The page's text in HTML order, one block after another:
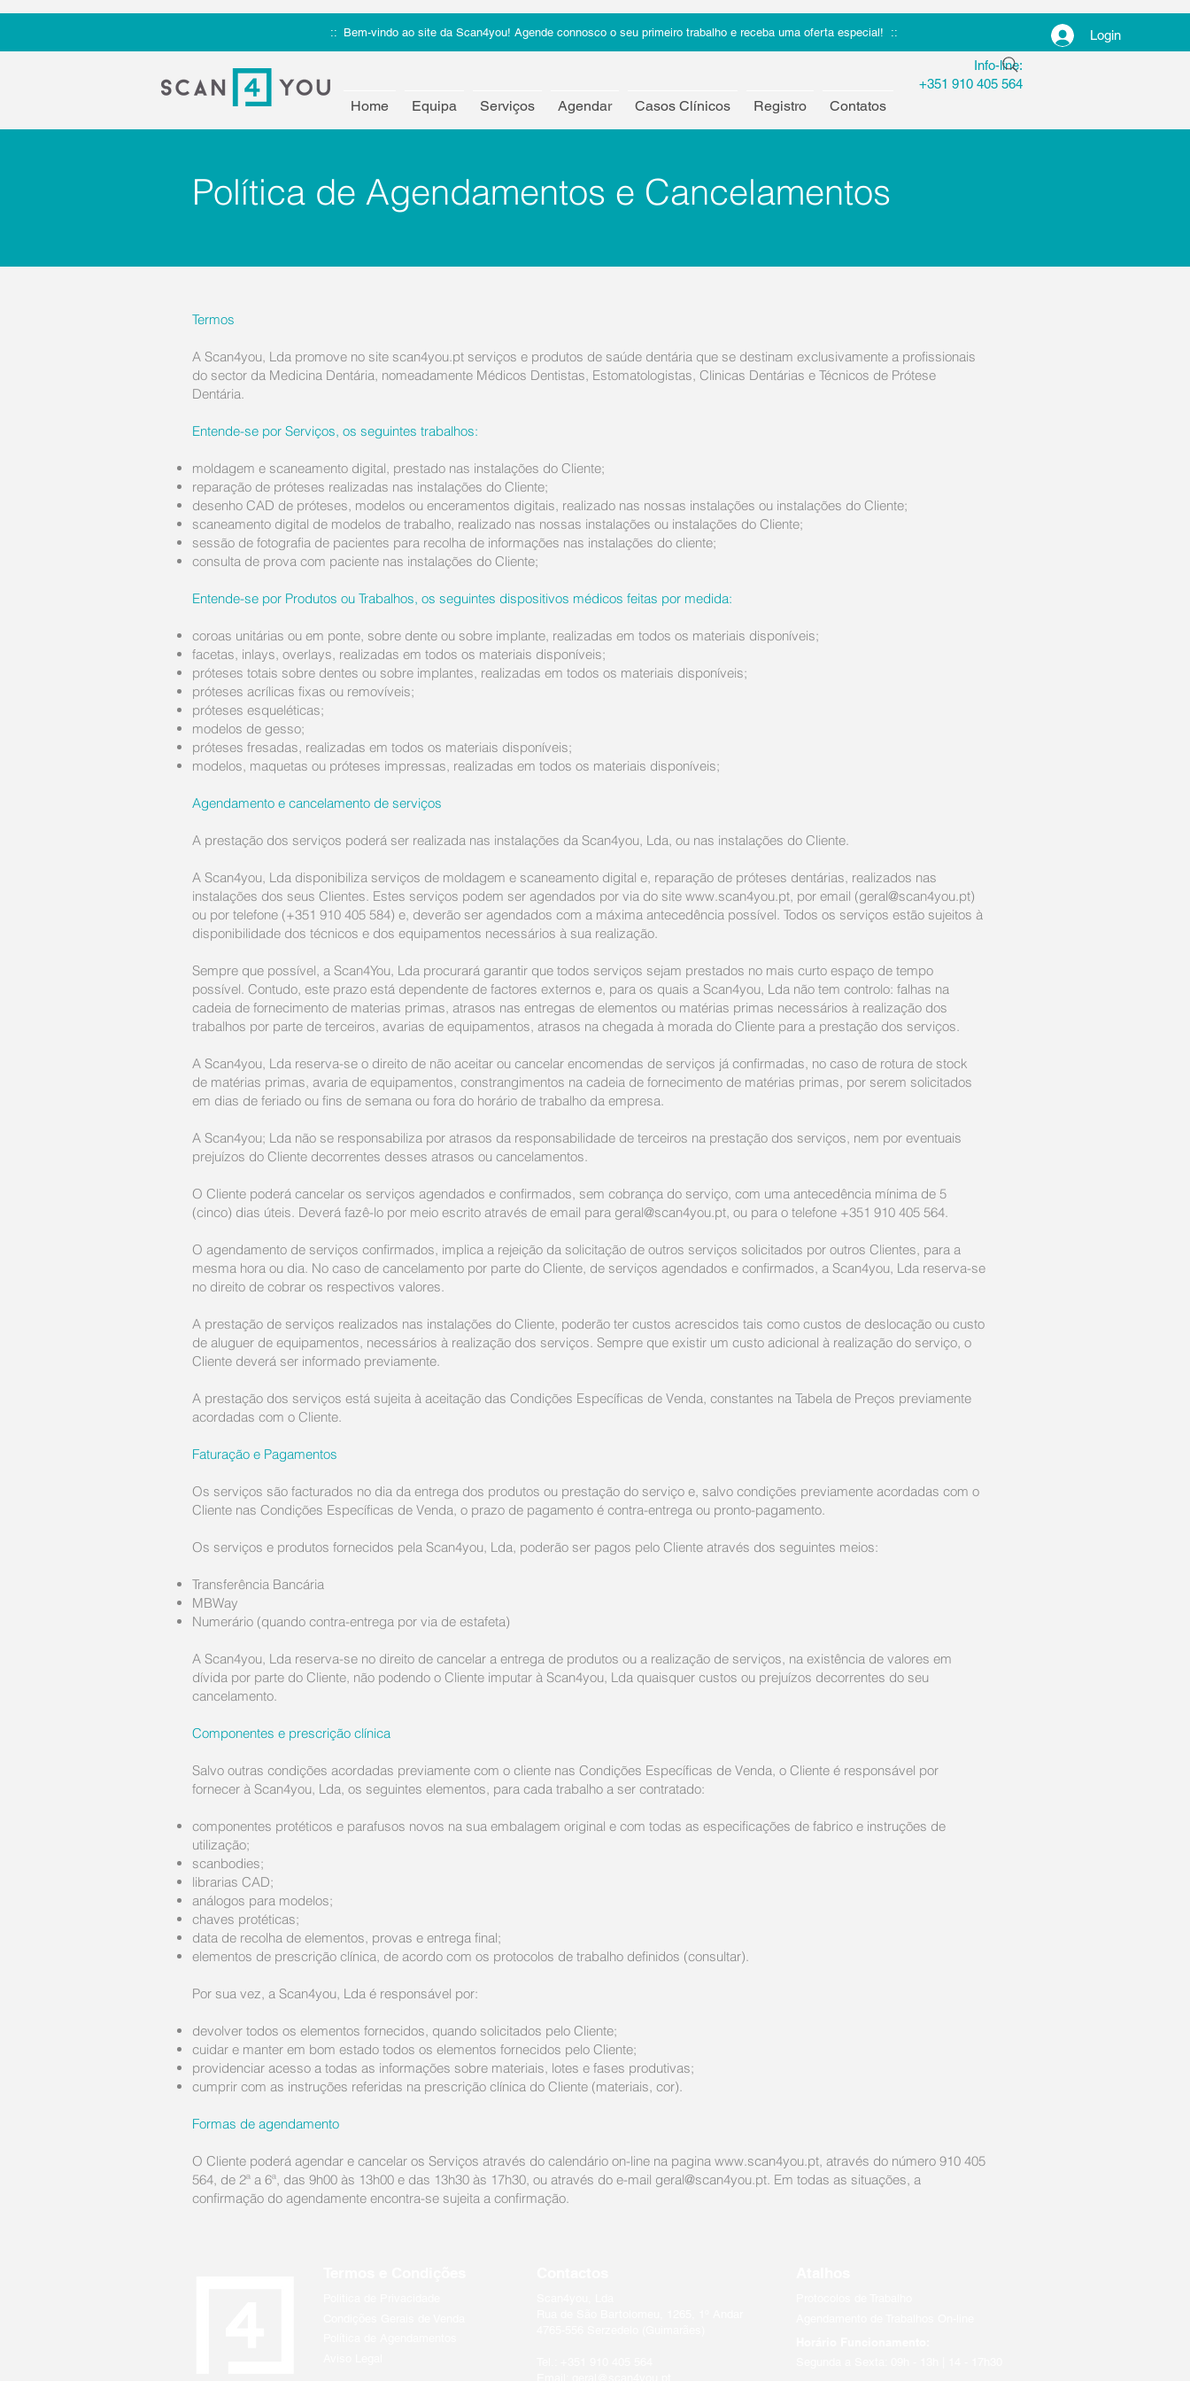
:: Bem-vindo ao site da Scan4you! Agende connosco o seu primeiro trabalho e receba uma oferta especial! :: Login
Home Equipa Serviços Agendar Casos Clínicos Registro Contatos
Info-line:
+351 910 405 564
Política de Agendamentos e Cancelamentos
Termos
A Scan4you, Lda promove no site scan4you.pt serviços e produtos de saúde dentária que se destinam exclusivamente a profissionais
do sector da Medicina Dentária, nomeadamente Médicos Dentistas, Estomatologistas, Clinicas Dentárias e Técnicos de Prótese
Dentária.
Entende-se por Serviços, os seguintes trabalhos:
moldagem e scaneamento digital, prestado nas instalações do Cliente;
reparação de próteses realizadas nas instalações do Cliente;
desenho CAD de próteses, modelos ou enceramentos digitais, realizado nas nossas instalações ou instalações do Cliente;
scaneamento digital de modelos de trabalho, realizado nas nossas instalações ou instalações do Cliente;
sessão de fotografia de pacientes para recolha de informações nas instalações do cliente;
consulta de prova com paciente nas instalações do Cliente;
Entende-se por Produtos ou Trabalhos, os seguintes dispositivos médicos feitas por medida:
coroas unitárias ou em ponte, sobre dente ou sobre implante, realizadas em todos os materiais disponíveis;
facetas, inlays, overlays, realizadas em todos os materiais disponíveis;
próteses totais sobre dentes ou sobre implantes, realizadas em todos os materiais disponíveis;
próteses acrílicas fixas ou removíveis;
próteses esqueléticas;
modelos de gesso;
próteses fresadas, realizadas em todos os materiais disponíveis;
modelos, maquetas ou próteses impressas, realizadas em todos os materiais disponíveis;
Agendamento e cancelamento de serviços
A prestação dos serviços poderá ser realizada nas instalações da Scan4you, Lda, ou nas instalações do Cliente. ​
A Scan4you, Lda disponibiliza serviços de moldagem e scaneamento digital e, reparação de próteses dentárias, realizados nas
instalações dos seus Clientes. Estes serviços podem ser agendados por via do site www.scan4you.pt, por email (geral@scan4you.pt)
ou por telefone (+351 910 405 584) e, deverão ser agendados com a máxima antecedência possível. Todos os serviços estão sujeitos à
disponibilidade dos técnicos e dos equipamentos necessários à sua realização.
Sempre que possível, a Scan4You, Lda procurará garantir que todos serviços sejam prestados no mais curto espaço de tempo
possível. Contudo, este prazo está dependente de factores externos e, para os quais a Scan4you, Lda não tem controlo: falhas na
cadeia de fornecimento de materias primas, atrasos nas entregas de elementos ou matérias primas necessários à realização dos
trabalhos por parte de terceiros, avarias de equipamentos, atrasos na chegada à morada do Cliente para a prestação dos serviços.
A Scan4you, Lda reserva-se o direito de não aceitar ou cancelar encomendas de serviços já confirmadas, no caso de rotura de stock
de matérias primas, avaria de equipamentos, constrangimentos na cadeia de fornecimento de matérias primas, por serem solicitados
em dias de feriado ou fins de semana ou fora do horário de trabalho da empresa.
A Scan4you; Lda não se responsabiliza por atrasos da responsabilidade de terceiros na prestação dos serviços, nem por eventuais
prejuízos do Cliente decorrentes desses atrasos ou cancelamentos.
O Cliente poderá cancelar os serviços agendados e confirmados, sem cobrança do serviço, com uma antecedência mínima de 5
(cinco) dias úteis. Deverá fazê-lo por meio escrito através de email para geral@scan4you.pt, ou para o telefone +351 910 405 564.
O agendamento de serviços confirmados, implica a rejeição da solicitação de outros serviços solicitados por outros Clientes, para a
mesma hora ou dia. No caso de cancelamento por parte do Cliente, de serviços agendados e confirmados, a Scan4you, Lda reserva-se
no direito de cobrar os respectivos valores.
A prestação de serviços realizados nas instalações do Cliente, poderão ter custos acrescidos tais como custos de deslocação ou custo
de aluguer de equipamentos, necessários à realização dos serviços. Sempre que existir um custo adicional à realização do serviço, o
Cliente deverá ser informado previamente.
A prestação dos serviços está sujeita à aceitação das Condições Específicas de Venda, constantes na Tabela de Preços previamente
acordadas com o Cliente.
Faturação e Pagamentos
Os serviços são facturados no dia da entrega dos produtos ou prestação do serviço e, salvo condições previamente acordadas com o
Cliente nas Condições Específicas de Venda, o prazo de pagamento é contra-entrega ou pronto-pagamento.
Os serviços e produtos fornecidos pela Scan4you, Lda, poderão ser pagos pelo Cliente através dos seguintes meios:
Transferência Bancária
MBWay
Numerário (quando contra-entrega por via de estafeta)
A Scan4you, Lda reserva-se no direito de cancelar a entrega de produtos ou a realização de serviços, na existência de valores em
dívida por parte do Cliente, não podendo o Cliente imputar à Scan4you, Lda quaisquer custos ou prejuízos decorrentes do seu
cancelamento.
Componentes e prescrição clínica
Salvo outras condições acordadas previamente com o cliente nas Condições Específicas de Venda, o Cliente é responsável por
fornecer à Scan4you, Lda, os seguintes elementos, para cada trabalho a ser contratado:
componentes protéticos e parafusos novos na sua embalagem original e com todas as especificações de fabrico e instruções de
utilização;
scanbodies;
librarias CAD;
análogos para modelos;
chaves protéticas;
data de recolha de elementos, provas e entrega final;
elementos de prescrição clínica, de acordo com os protocolos de trabalho definidos (consultar).
Por sua vez, a Scan4you, Lda é responsável por:
devolver todos os elementos fornecidos, quando solicitados pelo Cliente;
cuidar e manter em bom estado todos os elementos fornecidos pelo Cliente;
providenciar acesso a todas as informações sobre materiais, lotes e fases produtivas;
cumprir com as instruções referidas na prescrição clínica do Cliente (materiais, cor).
Formas de agendamento
O Cliente poderá agendar e cancelar os Serviços através do calendário on-line na pagina www.scan4you.pt, através do número 910 405
564, de 2ª a 6ª, das 9h00 às 13h00 e das 13h30 às 17h30, ou através do e-mail geral@scan4you.pt. Em todas as situações, a
confirmação do agendamente encontra-se sujeita a confirmação.